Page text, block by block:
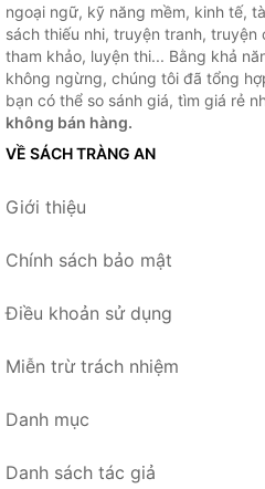
ngoại ngữ, kỹ năng mềm, kinh tế,
sách thiếu nhi, truyện tranh,
tham khảo, luyện thi... Bằng khả
không ngừng, chúng tôi đã tổng
bạn có thể so sánh giá, tìm giá rẻ
không bán hàng.
VỀ SÁCH TRÀNG AN
Giới thiệu
Chính sách bảo mật
Điều khoản sử dụng
Miễn trừ trách nhiệm
Danh mục
Danh sách tác giả